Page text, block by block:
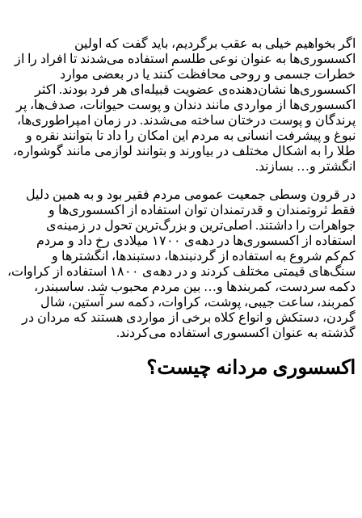
اگر بخواهیم خیلی به عقب برگردیم، باید گفت که اولین
اکسسوری‌ها به عنوان نوعی طلسم استفاده می‌شدند تا افراد را از
خطرات جسمی و روحی محافظت کنند یا در بعضی موارد
اکسسوری‌ها نشان‌دهنده‌ی عضویت قبیله‌ای هر فرد بودند. اکثر
اکسسوری‌ها از مواردی مانند دندان و پوست حیوانات، صدف‌ها، پر
پرندگان و پوست درختان ساخته می‌شدند. در زمان امپراطوری‌ها،
نبوغ و پیشرفت انسانی به مردم این امکان را داد تا بتوانند نقره و
طلا را به اشکال مختلف در بیاورند و بتوانند لوازمی مانند گوشواره،
انگشتر و… بسازند.
در قرون وسطی جمعیت عمومی مردم فقیر بود و به همین دلیل
فقط ثروتمندان و قدرتمندان توان استفاده از اکسسوری‌ها و
جواهرات را داشتند. اصلی‌ترین و بزرگ‌ترین تحول در زمینه‌ی
استفاده از اکسسوری‌ها در دهه‌ی ۱۷۰۰ میلادی رخ داد و مردم
کم‌کم شروع به استفاده از گردنبندها، دستبندها، انگشترها و
سنگ‌های قیمتی مختلف کردند و در دهه‌ی ۱۸۰۰ استفاده از کراوات،
دکمه سردست، کمربندها و… بین مردم محبوب شد. ساسبندر،
کمربند، ساعت جیبی، پوشت، کراوات، دکمه سر آستین، شال
گردن، دستکش و انواع کلاه برخی از مواردی هستند که مردان در
گذشته به عنوان اکسسوری استفاده می‌کردند.
اکسسوری مردانه چیست؟